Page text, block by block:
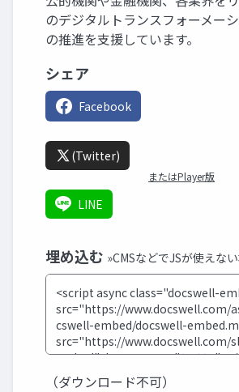
のデジタルトランスフォーメーシ
の推進を支援しています。
シェア
Facebook
(Twitter)
またはPlayer版
LINE
埋め込む »CMSなどでJSが使えな
（ダウンロード不可）